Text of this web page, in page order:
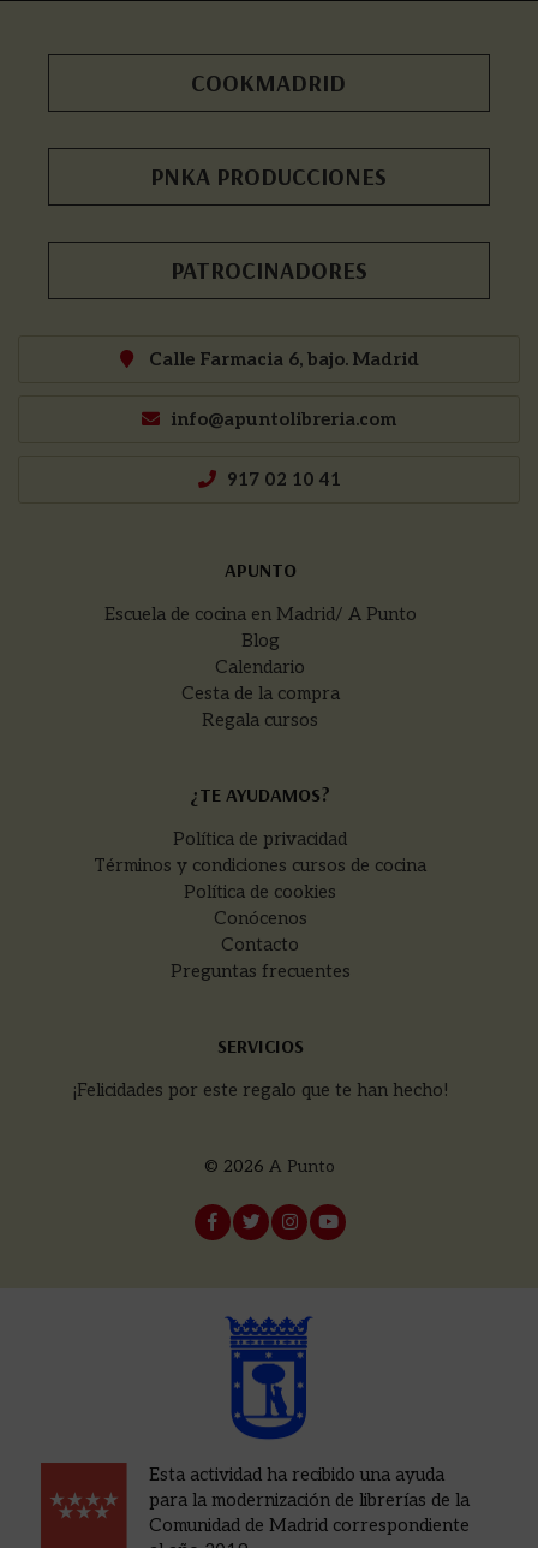
COOKMADRID
PNKA PRODUCCIONES
PATROCINADORES
Calle Farmacia 6, bajo. Madrid
info@apuntolibreria.com
917 02 10 41
APUNTO
Escuela de cocina en Madrid/ A Punto
Blog
Calendario
Cesta de la compra
Regala cursos
¿TE AYUDAMOS?
Política de privacidad
Términos y condiciones cursos de cocina
Política de cookies
Conócenos
Contacto
Preguntas frecuentes
SERVICIOS
¡Felicidades por este regalo que te han hecho!
© 2026 A Punto
Esta actividad ha recibido una ayuda
para la modernización de librerías de la
Comunidad de Madrid correspondiente